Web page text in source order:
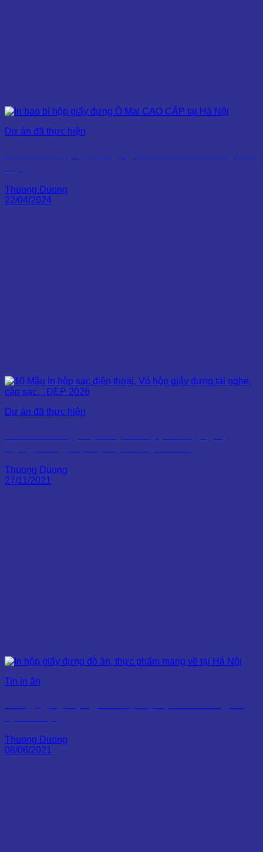
Dự án đã thực hiện
Thuong Duong
22/04/2024
Dự án đã thực hiện
Thuong Duong
27/11/2021
Tin in ấn
Thuong Duong
08/06/2021